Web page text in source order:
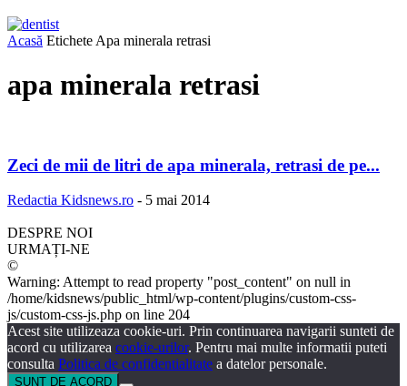
Acasă Etichete Apa minerala retrasi
apa minerala retrasi
Zeci de mii de litri de apa minerala, retrasi de pe...
Redactia Kidsnews.ro - 5 mai 2014
DESPRE NOI
URMAȚI-NE
©
Warning: Attempt to read property "post_content" on null in
/home/kidsnews/public_html/wp-content/plugins/custom-css-
js/custom-css-js.php on line 204
Acest site utilizeaza cookie-uri. Prin continuarea navigarii sunteti de
acord cu utilizarea cookie-urilor. Pentru mai multe informatii puteti
consulta Politica de confidentialitate a datelor personale.
SUNT DE ACORD